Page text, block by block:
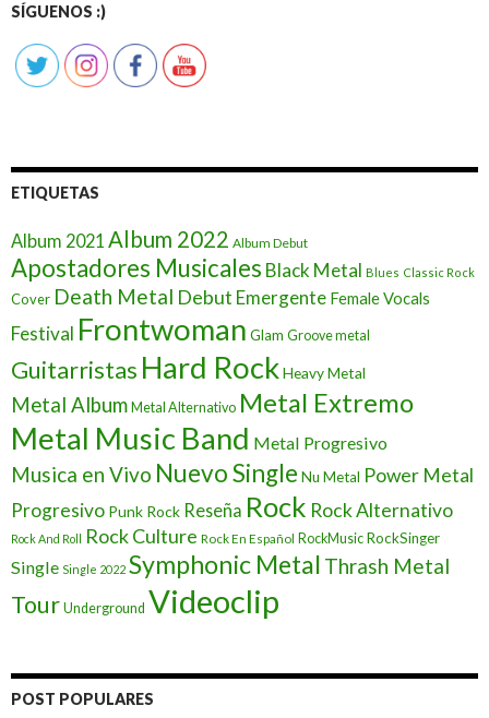
SÍGUENOS :)
ETIQUETAS
Album 2021 Album 2022 Album Debut
Apostadores Musicales Black Metal Blues Classic Rock
Cover Death Metal Debut Emergente Female Vocals
Festival Frontwoman Glam Groove metal
Guitarristas Hard RockHeavy Metal
Metal Album Metal Alternativo Metal Extremo
Metal Music Band Metal Progresivo
Musica en Vivo Nuevo Single Nu Metal Power Metal
Progresivo Punk Rock Reseña Rock Rock Alternativo
Rock And Roll Rock Culture Rock En Español RockMusic RockSinger
Single Single 2022 Symphonic Metal Thrash Metal
Tour Underground Videoclip
POST POPULARES